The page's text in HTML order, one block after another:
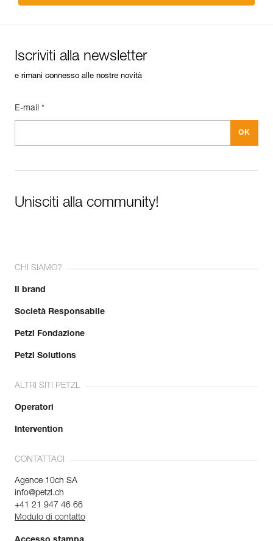
Iscriviti alla newsletter
e rimani connesso alle nostre novità
E-mail *
Unisciti alla community!
CHI SIAMO?
Il brand
Società Responsabile
Petzl Fondazione
Petzl Solutions
ALTRI SITI PETZL
Operatori
Intervention
CONTATTACI
Agence 10ch SA
info@petzl.ch
+41 21 947 46 66
Modulo di contatto